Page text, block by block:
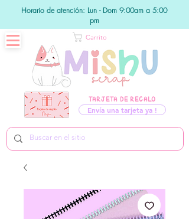
Horario de atención: Lun - Dom 9:00am a 5:00
pm
TARJETA DE REGALO
Envía una tarjeta ya !
Carrito